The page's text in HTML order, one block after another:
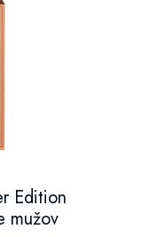
Edition
mužov